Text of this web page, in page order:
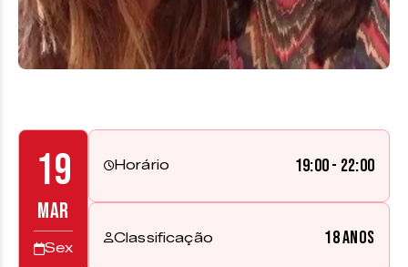
19
MAR
Sex
Horário 19:00 - 22:00
Classificação 18 anos